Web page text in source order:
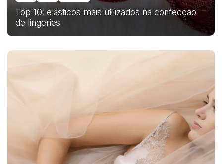
Top 10: elásticos mais utilizados na confecção
de lingeries